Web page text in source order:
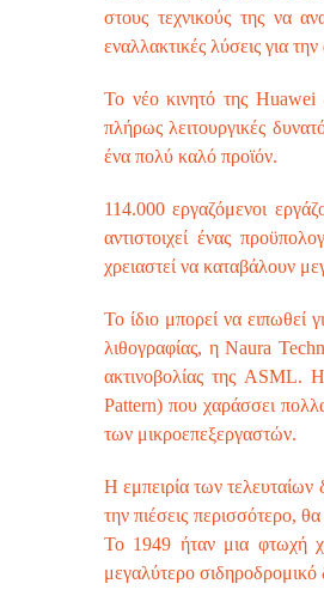
στους τεχνικούς της να
εναλλακτικές λύσεις για
Το νέο κινητό της Huawei
πλήρως λειτουργικές
ένα πολύ καλό προϊόν.
114.000 εργαζόμενοι
αντιστοιχεί ένας
χρειαστεί να καταβάλουν
Το ίδιο μπορεί να ειπωθεί
λιθογραφίας, η Naura
ακτινοβολίας της ASML.
Pattern) που χαράσσει
των μικροεπεξεργαστών.
Η εμπειρία των τελευταίων
την πιέσεις περισσότερο,
Το 1949 ήταν μια φτωχή
μεγαλύτερο